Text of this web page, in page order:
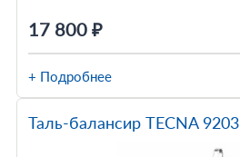
17 800 ₽
+ Подробнее
Таль-балансир TECNA 9203